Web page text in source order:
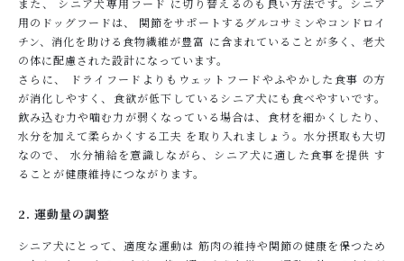
また、 シニア犬専用フード に切り替えるのも良い方法です。シニア
用のドッグフードは、 関節をサポートするグルコサミンやコンドロイ
チン、消化を助ける食物繊維が豊富 に含まれていることが多く、老犬
の体に配慮された設計になっています。
さらに、 ドライフードよりもウェットフードやふやかした食事 の方
が消化しやすく、食欲が低下しているシニア犬にも食べやすいです。
飲み込む力や噛む力が弱くなっている場合は、食材を細かくしたり、
水分を加えて柔らかくする工夫 を取り入れましょう。水分摂取も大切
なので、 水分補給を意識しながら、シニア犬に適した食事を提供 す
ることが健康維持につながります。
2. 運動量の調整
シニア犬にとって、適度な運動は 筋肉の維持や関節の健康を保つため